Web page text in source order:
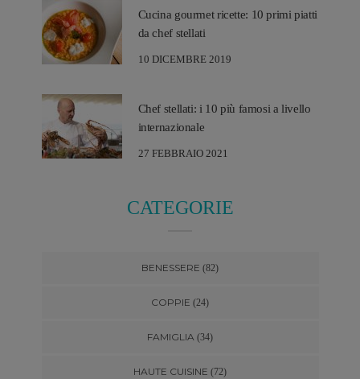
Cucina gourmet ricette: 10 primi piatti
da chef stellati
10 DICEMBRE 2019
Chef stellati: i 10 più famosi a livello
internazionale
27 FEBBRAIO 2021
CATEGORIE
BENESSERE (82)
COPPIE (24)
FAMIGLIA (34)
HAUTE CUISINE (72)